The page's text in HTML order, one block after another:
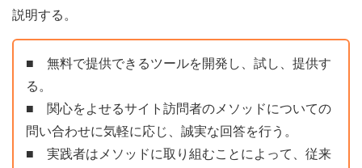
説明する。
■ 無料で提供できるツールを開発し、試し、提供す
る。
■ 関心をよせるサイト訪問者のメソッドについての
問い合わせに気軽に応じ、誠実な回答を行う。
■ 実践者はメソッドに取り組むことによって、従来